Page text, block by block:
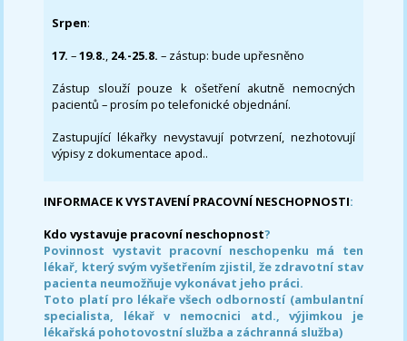
Srpen:
17. –19.8., 24.-25.8. – zástup: bude upřesněno
Zástup slouží pouze k ošetření akutně nemocných
pacientů – prosím po telefonické objednání.
Zastupující lékařky nevystavují potvrzení, nezhotovují
výpisy z dokumentace apod..
INFORMACE K VYSTAVENÍ PRACOVNÍ NESCHOPNOSTI:
Kdo vystavuje pracovní neschopnost?
Povinnost vystavit pracovní neschopenku má ten
lékař, který svým vyšetřením zjistil, že zdravotní stav
pacienta neumožňuje vykonávat jeho práci.
Toto platí pro lékaře všech odborností (ambulantní
specialista, lékař v nemocnici atd., výjimkou je
lékařská pohotovostní služba a záchranná služba)